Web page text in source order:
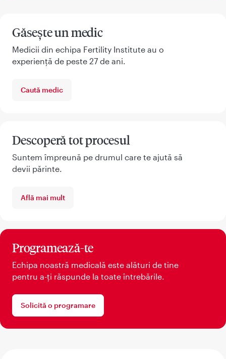
Găsește un medic
Medicii din echipa Fertility Institute au o
experiență de peste 27 de ani.
Caută medic
Descoperă tot procesul
Suntem împreună pe drumul care te ajută să
devii părinte.
Află mai mult
Programează-te
Echipa noastră medicală este alături de tine
pentru a-ți răspunde la toate întrebările.
Solicită o programare